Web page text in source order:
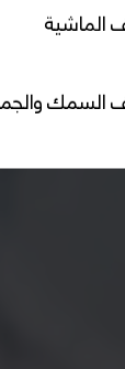
الماشية
السمك
التحليل
يقل عن
المزيد